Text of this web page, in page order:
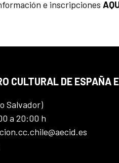
e inscripciones
CULTURAL DE ESPAÑA
Salvador)
a 20:00 h